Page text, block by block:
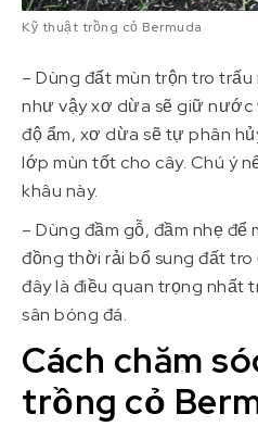
Kỹ thuật trồng cỏ Bermuda
– Dùng đất mùn trộn tro trấu
như vậy xơ dừa sẽ giữ nước
độ ẩm, xơ dừa sẽ tự phân
lớp mùn tốt cho cây. Chú ý
khâu này.
– Dùng đầm gỗ, đầm nhẹ để
đồng thời rải bổ sung đất
đây là điều quan trọng nhất
sân bóng đá.
Cách chăm
trồng cỏ